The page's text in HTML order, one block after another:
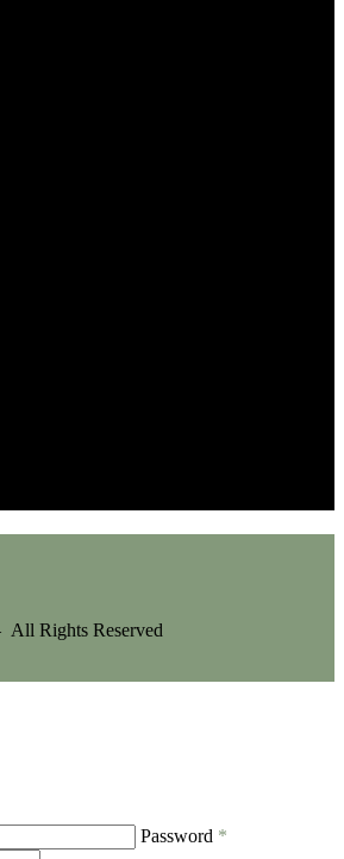
All Rights Reserved
Password *